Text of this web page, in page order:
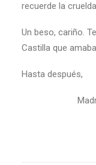
recuerde la
Un beso, cariño.
Castilla que
Hasta después,